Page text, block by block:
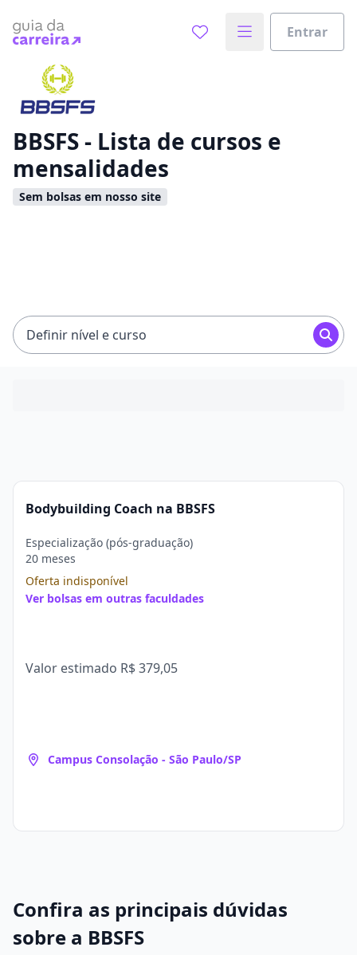
Entrar
Vamos te guiar no caminho ideal para seus estudos
Sim, já sei
BBSFS - Lista de cursos e
mensalidades
Sem bolsas em nosso site
Definir nível e curso
Bodybuilding Coach na BBSFS
Especialização (pós-graduação)
20 meses
Oferta indisponível
Ver bolsas em outras faculdades
Valor estimado R$ 379,05
Campus Consolação - São Paulo/SP
Confira as principais dúvidas
sobre a BBSFS